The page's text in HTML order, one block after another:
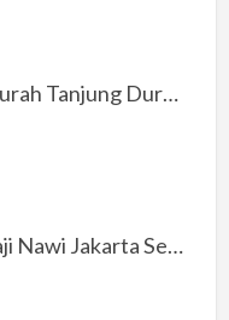
Kos wanita murah Tanjung Duren Jakarta Barat
Kost MRT Haji Nawi Jakarta Selatan